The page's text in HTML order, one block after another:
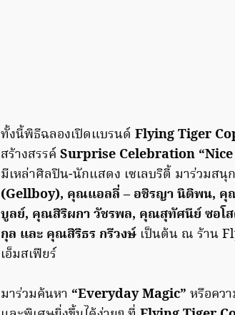
ทั้งนี้พิธีฉลองเปิดแบรนด์ Flying Tiger
สร้างสรรค์ Surprise Celebration
มีเหล่าศิลปิน-นักแสดง เซเลบริตี้ มาร่วมสนุ
(Gellboy), คุณแอลลี่ – อชิรญา นิติพน, คุ
บูลย์, คุณสิริผกา วัชรพล, คุณสุทัศนีย์ ซอ
กุล และ คุณสิริธร กรีวงษ์ เป็นต้น ณ ร้าน
เอ็มสเฟียร์
มาร่วมค้นหา “Everyday Magic” หรือคว